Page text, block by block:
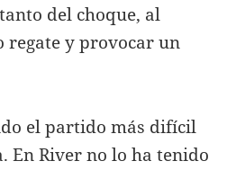
del choque, al
regate y provocar un
el partido más difícil
En River no lo ha tenido